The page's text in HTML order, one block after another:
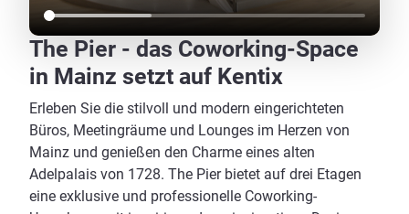
The Pier - das Coworking-Space
in Mainz setzt auf Kentix
Erleben Sie die stilvoll und modern eingerichteten
Büros, Meetingräume und Lounges im Herzen von
Mainz und genießen den Charme eines alten
Adelpalais von 1728. The Pier bietet auf drei Etagen
eine exklusive und professionelle Coworking-